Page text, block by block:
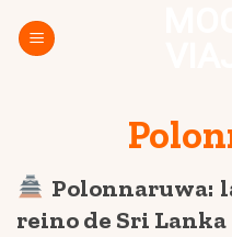
Polonnaruwa:
reino de Sri Lanka